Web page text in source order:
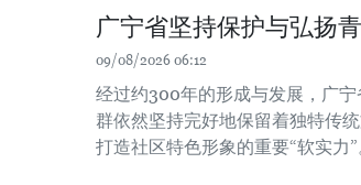
广宁省坚持保护与弘扬
09/08/2026 06:12
经过约300年的形成与发展，广
群依然坚持完好地保留着独特传
打造社区特色形象的重要“软实力”